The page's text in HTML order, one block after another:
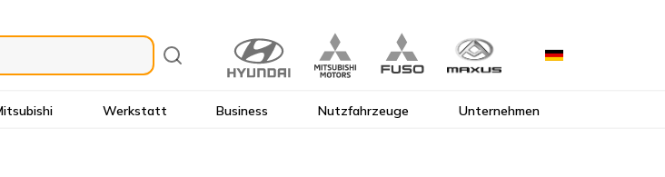
Werkstatt Business Nutzfahrzeuge Unternehmen